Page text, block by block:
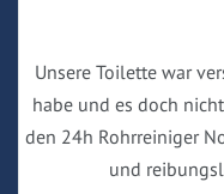
Unsere Toilette war
habe und es doch
den 24h Rohrreiniger
und